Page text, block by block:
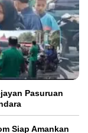
Pasuruan
Siap Amankan